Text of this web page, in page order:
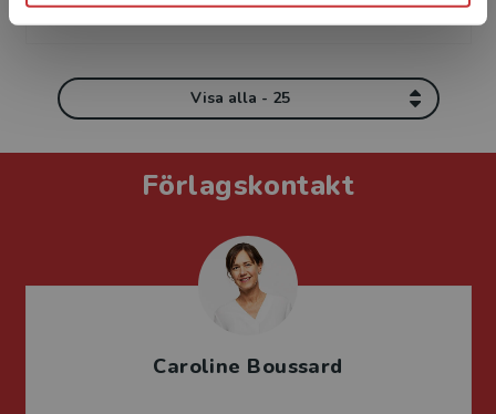
Visa alla - 25
Förlagskontakt
Caroline Boussard